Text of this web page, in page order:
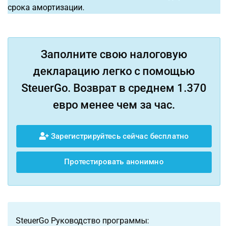
срока амортизации.
Заполните свою налоговую
декларацию легко с помощью
SteuerGo. Возврат в среднем 1.370
евро менее чем за час.
Зарегистрируйтесь сейчас бесплатно
Протестировать анонимно
SteuerGo Руководство программы: